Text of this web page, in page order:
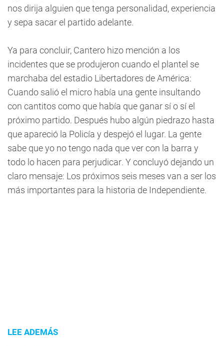
nos dirija alguien que tenga personalidad, experiencia
y sepa sacar el partido adelante.
Ya para concluir, Cantero hizo mención a los
incidentes que se produjeron cuando el plantel se
marchaba del estadio Libertadores de América:
Cuando salió el micro había una gente insultando
con cantitos como que había que ganar sí o sí el
próximo partido. Después hubo algún piedrazo hasta
que apareció la Policía y despejó el lugar. La gente
sabe que yo no tengo nada que ver con la barra y
todo lo hacen para perjudicar. Y concluyó dejando un
claro mensaje: Los próximos seis meses van a ser los
más importantes para la historia de Independiente.
LEE ADEMÁS